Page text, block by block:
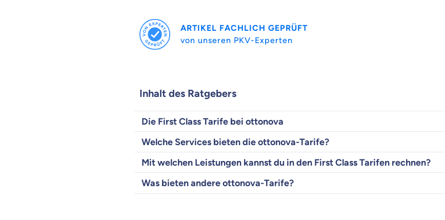
ARTIKEL FACHLICH GEPRÜFT
von unseren PKV-Experten
Inhalt des Ratgebers
Die First Class Tarife bei ottonova
Welche Services bieten die ottonova-Tarife?
Mit welchen Leistungen kannst du in den First Class Tarifen rechnen?
Was bieten andere ottonova-Tarife?